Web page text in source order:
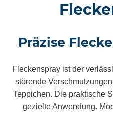
Präzise
Fleckenspray ist der
störende
Teppichen. Die praktische
gezielte Anwendung.